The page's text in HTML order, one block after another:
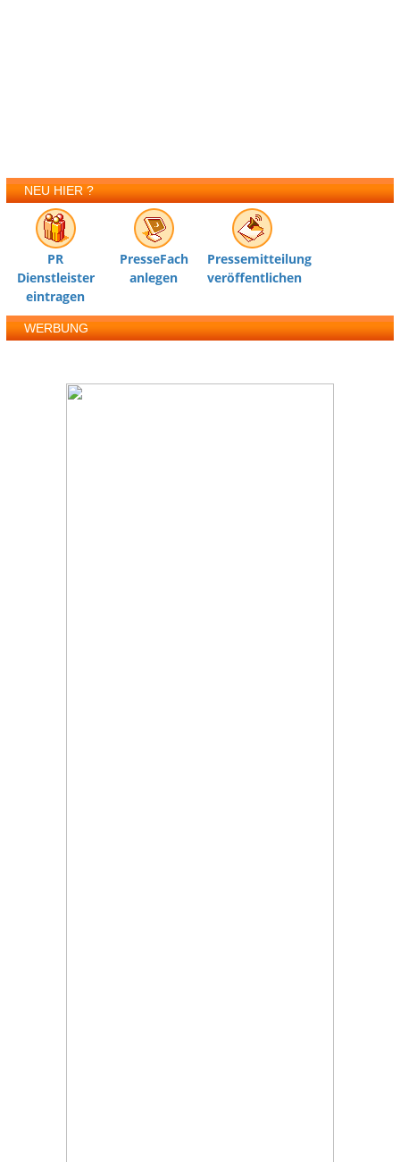
NEU HIER ?
PR
Dienstleister
eintragen
PresseFach
anlegen
Pressemitteilung
veröffentlichen
WERBUNG